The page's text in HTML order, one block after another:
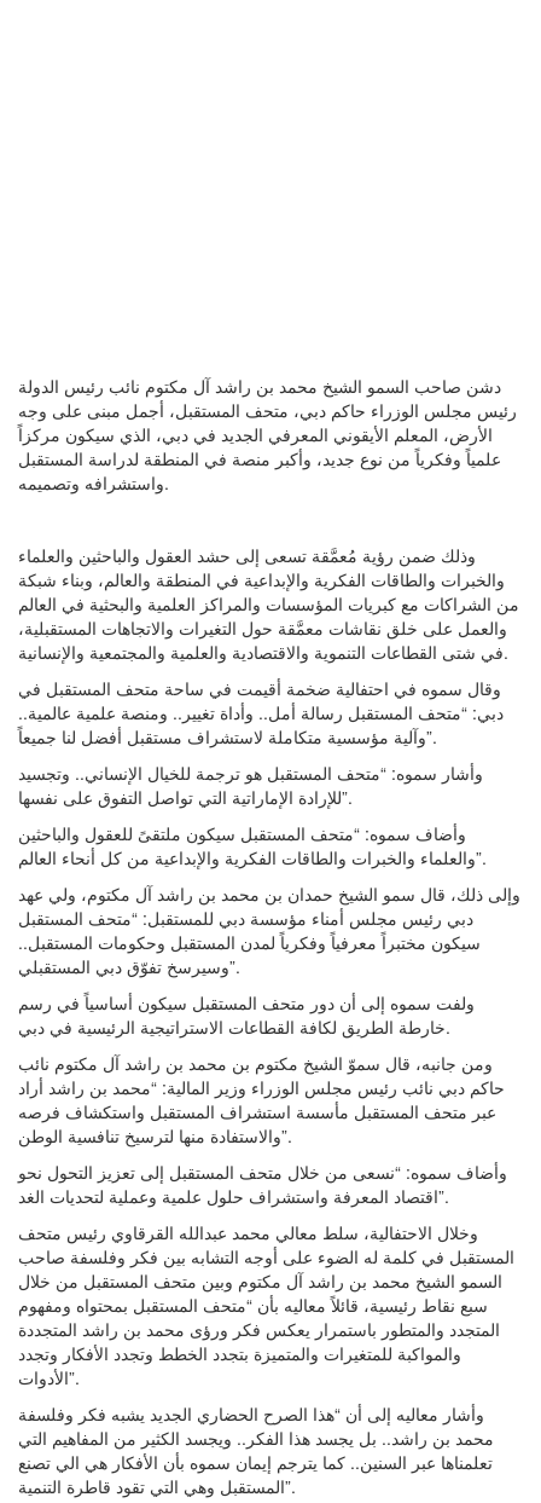
دشن صاحب السمو الشيخ محمد بن راشد آل مكتوم نائب رئيس الدولة
رئيس مجلس الوزراء حاكم دبي، متحف المستقبل، أجمل مبنى على وجه
الأرض، المعلم الأيقوني المعرفي الجديد في دبي، الذي سيكون مركزاً
علمياً وفكرياً من نوع جديد، وأكبر منصة في المنطقة لدراسة المستقبل
واستشرافه وتصميمه.
وذلك ضمن رؤية مُعمَّقة تسعى إلى حشد العقول والباحثين والعلماء
والخبرات والطاقات الفكرية والإبداعية في المنطقة والعالم، وبناء شبكة
من الشراكات مع كبريات المؤسسات والمراكز العلمية والبحثية في العالم
والعمل على خلق نقاشات معمَّقة حول التغيرات والاتجاهات المستقبلية،
في شتى القطاعات التنموية والاقتصادية والعلمية والمجتمعية والإنسانية.
وقال سموه في احتفالية ضخمة أقيمت في ساحة متحف المستقبل في
دبي: “متحف المستقبل رسالة أمل.. وأداة تغيير.. ومنصة علمية عالمية..
وآلية مؤسسية متكاملة لاستشراف مستقبل أفضل لنا جميعاً”.
وأشار سموه: “متحف المستقبل هو ترجمة للخيال الإنساني.. وتجسيد
للإرادة الإماراتية التي تواصل التفوق على نفسها”.
وأضاف سموه: “متحف المستقبل سيكون ملتقىً للعقول والباحثين
والعلماء والخبرات والطاقات الفكرية والإبداعية من كل أنحاء العالم”.
وإلى ذلك، قال سمو الشيخ حمدان بن محمد بن راشد آل مكتوم، ولي عهد
دبي رئيس مجلس أمناء مؤسسة دبي للمستقبل: “متحف المستقبل
سيكون مختبراً معرفياً وفكرياً لمدن المستقبل وحكومات المستقبل..
وسيرسخ تفوّق دبي المستقبلي”.
ولفت سموه إلى أن دور متحف المستقبل سيكون أساسياً في رسم
خارطة الطريق لكافة القطاعات الاستراتيجية الرئيسية في دبي.
ومن جانبه، قال سموّ الشيخ مكتوم بن محمد بن راشد آل مكتوم نائب
حاكم دبي نائب رئيس مجلس الوزراء وزير المالية: “محمد بن راشد أراد
عبر متحف المستقبل مأسسة استشراف المستقبل واستكشاف فرصه
والاستفادة منها لترسيخ تنافسية الوطن”.
وأضاف سموه: “نسعى من خلال متحف المستقبل إلى تعزيز التحول نحو
اقتصاد المعرفة واستشراف حلول علمية وعملية لتحديات الغد”.
وخلال الاحتفالية، سلط معالي محمد عبدالله القرقاوي رئيس متحف
المستقبل في كلمة له الضوء على أوجه التشابه بين فكر وفلسفة صاحب
السمو الشيخ محمد بن راشد آل مكتوم وبين متحف المستقبل من خلال
سبع نقاط رئيسية، قائلاً معاليه بأن “متحف المستقبل بمحتواه ومفهوم
المتجدد والمتطور باستمرار يعكس فكر ورؤى محمد بن راشد المتجددة
والمواكبة للمتغيرات والمتميزة بتجدد الخطط وتجدد الأفكار وتجدد
الأدوات”.
وأشار معاليه إلى أن “هذا الصرح الحضاري الجديد يشبه فكر وفلسفة
محمد بن راشد.. بل يجسد هذا الفكر.. ويجسد الكثير من المفاهيم التي
تعلمناها عبر السنين.. كما يترجم إيمان سموه بأن الأفكار هي الي تصنع
المستقبل وهي التي تقود قاطرة التنمية”.